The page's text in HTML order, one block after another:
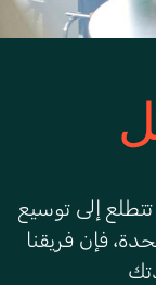
إلى توسيع
فإن فريقنا